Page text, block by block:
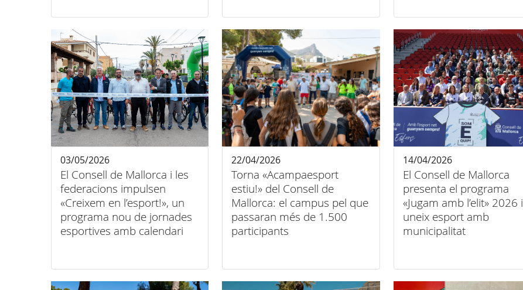
El Consell de Mallorca i les
federacions impulsen
«Creixem en l’esport!», un
programa nou de jornades
esportives amb calendari
03/05/2026
Torna «Acampaesport
estiu!» del Consell de
Mallorca: el campus pel que
passaran més de 1.500
participants
22/04/2026
El Consell de Mallorca
presenta el programa
«Jugam amb l’elit» 2026 i
uneix esport amb
municipalitat
14/04/2026